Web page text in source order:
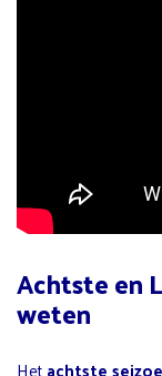
Achtste en
weten